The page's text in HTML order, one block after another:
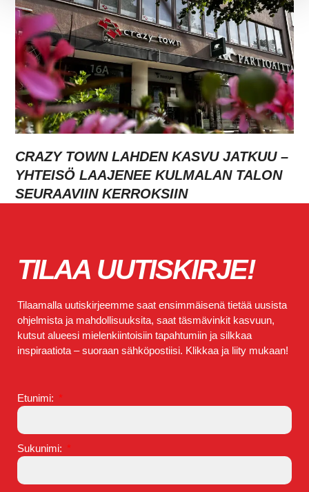
CRAZY TOWN LAHDEN KASVU JATKUU –
YHTEISÖ LAAJENEE KULMALAN TALON
SEURAAVIIN KERROKSIIN
TILAA UUTISKIRJE!
Tilaamalla uutiskirjeemme saat ensimmäisenä tietää uusista
ohjelmista ja mahdollisuuksita, saat täsmävinkit kasvuun,
kutsut alueesi mielenkiintoisiin tapahtumiin ja silkkaa
inspiraatiota – suoraan sähköpostiisi. Klikkaa ja liity mukaan!
Etunimi:
Sukunimi: